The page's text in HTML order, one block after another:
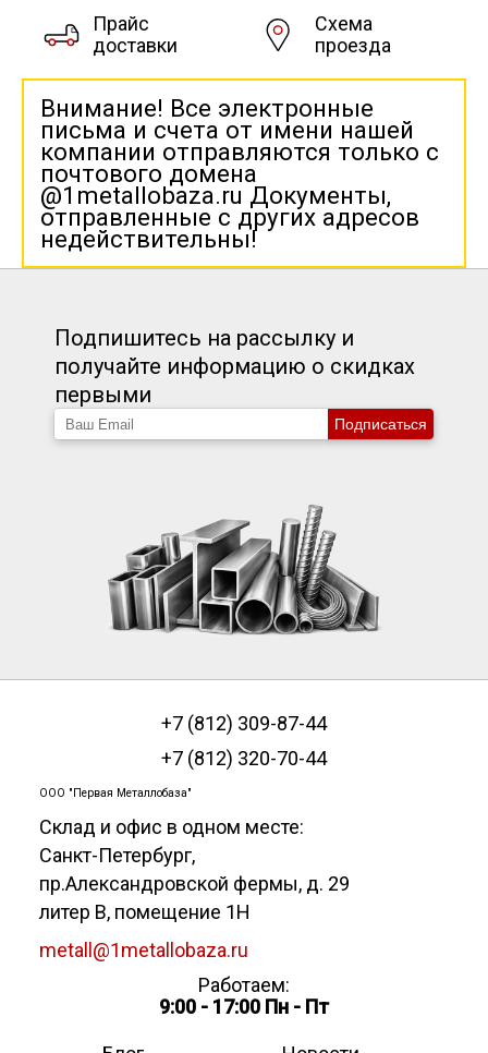
Прайс
доставки
Схема
проезда
Внимание! Все электронные
письма и счета от имени нашей
компании отправляются только с
почтового домена
@1metallobaza.ru Документы,
отправленные с других адресов
недействительны!
Подпишитесь на рассылку и
получайте информацию о скидках
первыми
Подписаться
+7 (812) 309-87-44
+7 (812) 320-70-44
ООО "Первая Металлобаза"
Склад и офис в одном месте:
Санкт-Петербург,
пр.Александровской фермы, д. 29
литер В, помещение 1Н
metall@1metallobaza.ru
Работаем:
9:00 - 17:00 Пн - Пт